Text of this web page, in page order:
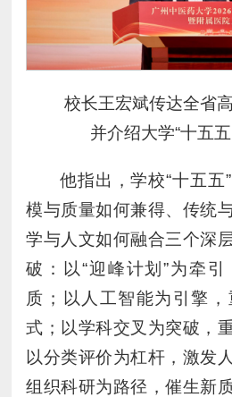
校长王宏斌传达全省
并介绍大学“十五
他指出，学校“十五五
模与质量如何兼得、传统
学与人文如何融合三个深
破：以“迎峰计划”为牵
质；以人工智能为引擎
式；以学科交叉为突破，
以分类评价为杠杆，激发
组织科研为路径，催生新